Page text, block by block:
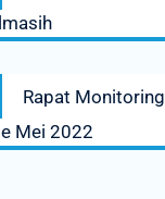
Rapat
Mei 2022